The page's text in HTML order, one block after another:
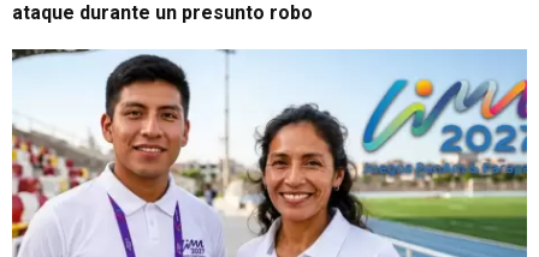
ataque durante un presunto robo